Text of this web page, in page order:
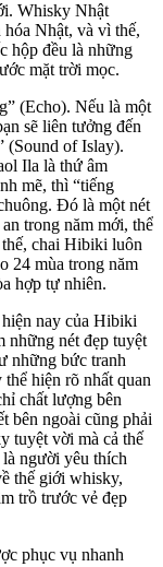
Whisky Nhật
Nhật, và vì thế,
hộp đều là những
mặt trời mọc.
(Echo). Nếu là một
sẽ liên tưởng đến
(Sound of Islay).
Ila là thứ âm
mẽ, thì “tiếng
Đó là một nét
trong năm mới, thể
chai Hibiki luôn
24 mùa trong năm
hợp tự nhiên.
nay của Hibiki
những nét đẹp tuyệt
những bức tranh
hiện rõ nhất quan
chất lượng bên
bên ngoài cũng phải
tuyệt vời mà cả thế
người yêu thích
thế giới whisky,
trồ trước vẻ đẹp
phục vụ nhanh